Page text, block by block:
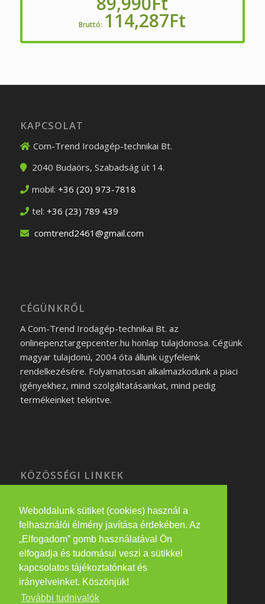
Weboldalunk sütiket (cookies) használ a
felhasználói élmény javítása érdekében. Az
„Elfogadom” gomb használatával Ön
elfogadja és tudomásul veszi a sütikkel
kapcsolatos tájékoztatónkat és
irányelveinket. Köszönjük!
További tudnivalók
Bruttó: 114,287Ft
KAPCSOLAT
Com-Trend Irodagép-technikai Bt.
2040 Budaörs, Szabadság út 14.
mobil: +36 (20) 973-7818
tel: +36 (23) 789 439
comtrend2461@gmail.com
CÉGÜNKRŐL
A Com-Trend Irodagép-technikai Bt. az
onlinepenztargepcenter.hu honlap tulajdonosa. Cégünk
magyar tulajdonú, 2004 óta állunk ügyfeleink
rendelkezésére. Folyamatosan alkalmazkodunk a piaci
igényekhez, mind szolgáltatásainkat, mind pedig
termékeinket tekintve.
KÖZÖSSÉGI LINKEK
PARTNEREINK
eatwithme.hu